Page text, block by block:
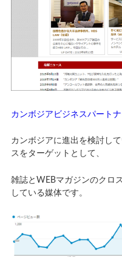
カンボジアビジネスパート
カンボジアに進出を検討し
スをターゲットとして、
雑誌とWEBマガジンのクロ
している媒体です。